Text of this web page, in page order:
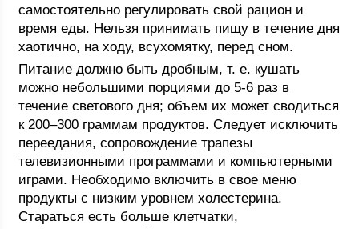
самостоятельно регулировать свой рацион и
время еды. Нельзя принимать пищу в течение дня
хаотично, на ходу, всухомятку, перед сном.
Питание должно быть дробным, т. е. кушать
можно небольшими порциями до 5-6 раз в
течение светового дня; объем их может сводиться
к 200–300 граммам продуктов. Следует исключить
переедания, сопровождение трапезы
телевизионными программами и компьютерными
играми. Необходимо включить в свое меню
продукты с низким уровнем холестерина.
Стараться есть больше клетчатки,